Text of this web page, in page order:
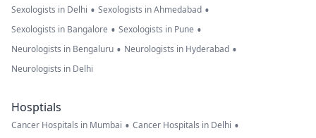
Sexologists in Delhi • Sexologists in Ahmedabad •
Sexologists in Bangalore • Sexologists in Pune •
Neurologists in Bengaluru • Neurologists in Hyderabad •
Neurologists in Delhi
Hosptials
Cancer Hospitals in Mumbai • Cancer Hospitals in Delhi •